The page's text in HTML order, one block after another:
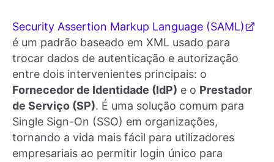
Security Assertion Markup Language (SAML)
é um padrão baseado em XML usado para
trocar dados de autenticação e autorização
entre dois intervenientes principais: o
Fornecedor de Identidade (IdP) e o Prestador
de Serviço (SP). É uma solução comum para
Single Sign-On (SSO) em organizações,
tornando a vida mais fácil para utilizadores
empresariais ao permitir login único para